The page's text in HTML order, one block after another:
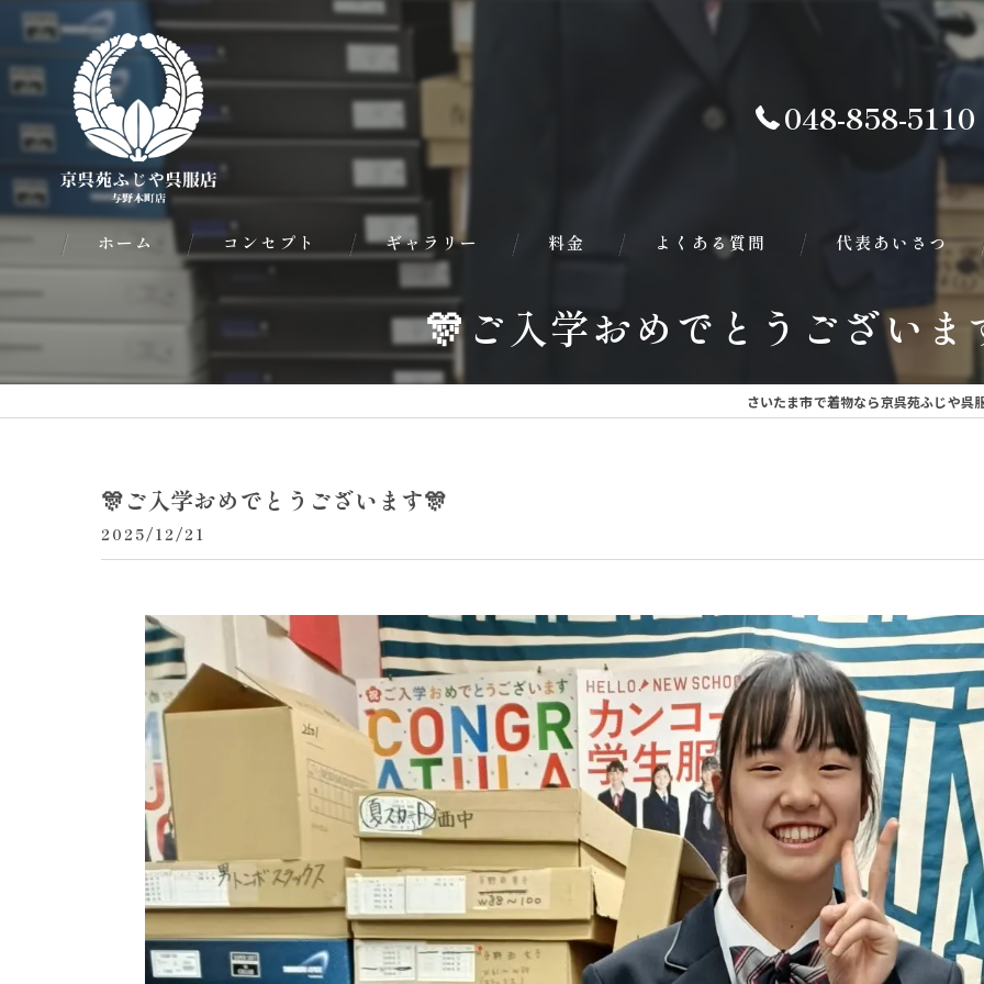
048-858-5110
ホーム コンセプト ギャラリー 料金 よくある質問 代表あいさつ
🎊ご入学おめでとうございま
さいたま市で着物なら京呉苑ふじや呉
🎊ご入学おめでとうございます🎊
2025/12/21